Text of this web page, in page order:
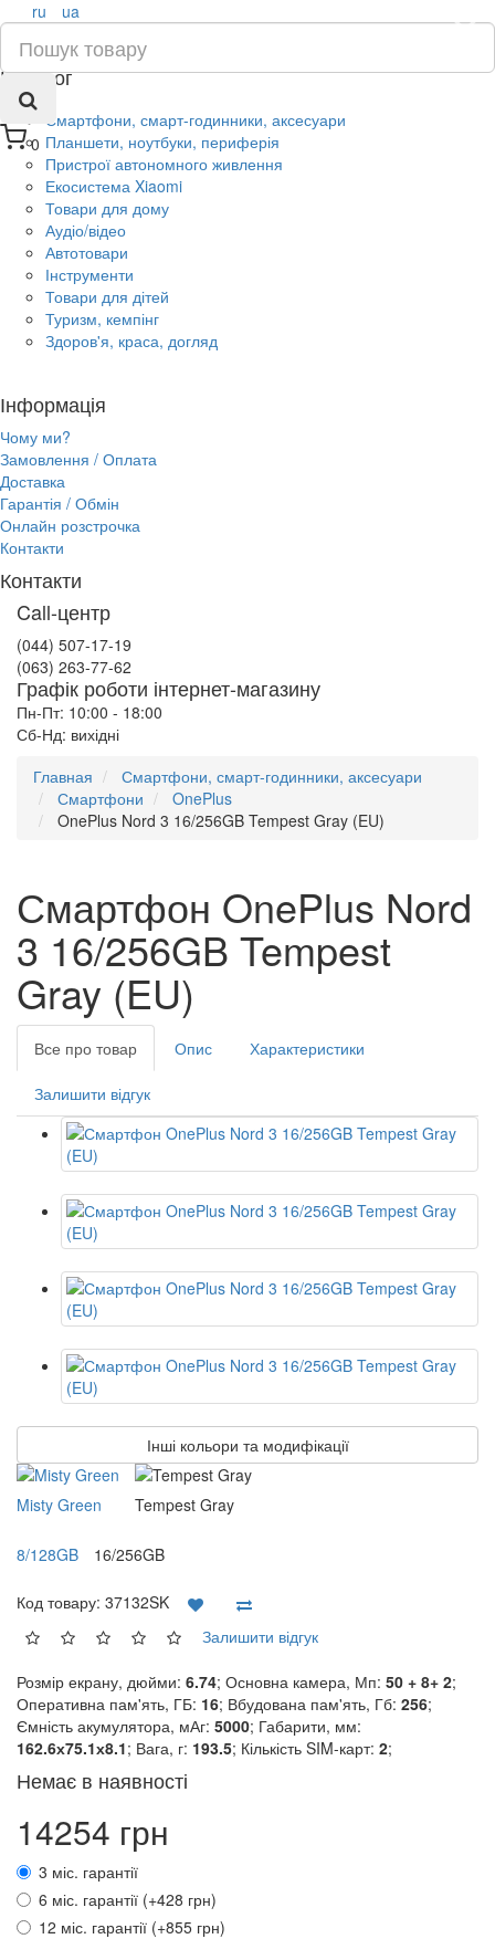
0
×
ru ua
Каталог
Смартфони, смарт-годинники, аксесуари
Планшети, ноутбуки, периферія
Пристрої автономного живлення
Екосистема Xiaomi
Товари для дому
Аудіо/відео
Автотовари
Інструменти
Товари для дітей
Туризм, кемпінг
Здоров'я, краса, догляд
Інформація
Чому ми?
Замовлення / Оплата
Доставка
Гарантія / Обмін
Онлайн розстрочка
Контакти
Контакти
Call-центр
(044) 507-17-19
(063) 263-77-62
Графік роботи інтернет-магазину
Пн-Пт: 10:00 - 18:00
Сб-Нд: вихідні
Главная
Смартфони, смарт-годинники, аксесуари
Смартфони
OnePlus
OnePlus Nord 3 16/256GB Tempest Gray (EU)
Смартфон OnePlus Nord
3 16/256GB Tempest
Gray (EU)
Все про товар Опис Характеристики
Залишити відгук
Інші кольори та модифікації
Misty Green Tempest Gray
8/128GB 16/256GB
Код товару: 37132SK
Залишити відгук
Розмір екрану, дюйми: 6.74; Основна камера, Мп: 50 + 8+ 2;
Оперативна пам'ять, ГБ: 16; Вбудована пам'ять, Гб: 256;
Ємність акумулятора, мАг: 5000; Габарити, мм:
162.6х75.1х8.1; Вага, г: 193.5; Кількість SIM-карт: 2;
Немає в наявності
14254 грн
3 міс. гарантії
6 міс. гарантії (+428 грн)
12 міс. гарантії (+855 грн)